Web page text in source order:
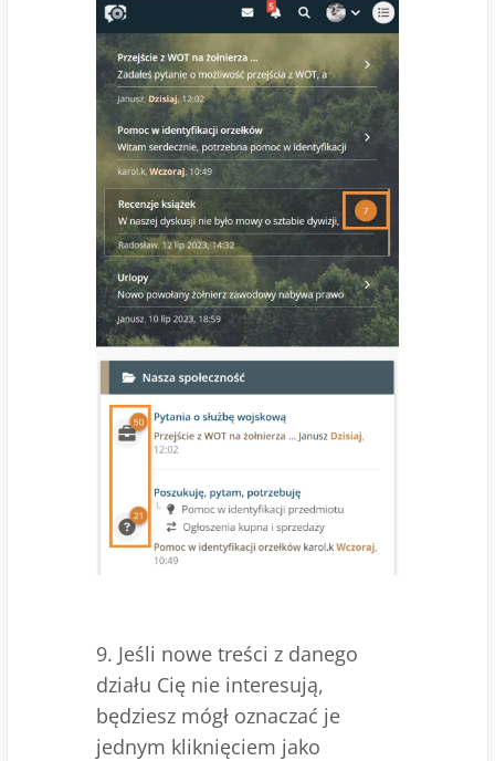
9. Jeśli nowe treści z danego
działu Cię nie interesują,
będziesz mógł oznaczać je
jednym kliknięciem jako